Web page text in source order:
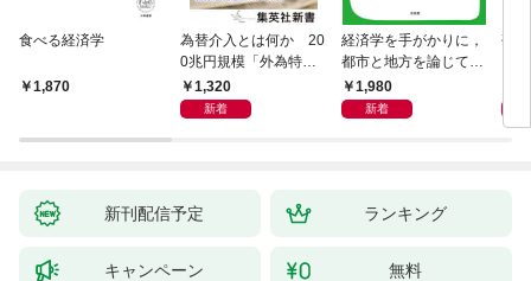
食べる経済学
1,870
為替介入とは何か 20
0兆円規模「外為特
会」が生まれた謎
1,320
新着
経済学を手がかりに，
都市と地方を論じてみ
よう1,980
新着
研
新刊配信予定 ランキング
キャンペーン 無料